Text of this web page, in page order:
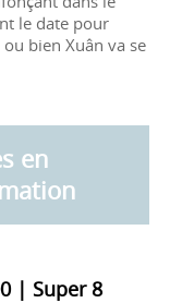
le date pour
bien Xuân va se
en
| Super 8